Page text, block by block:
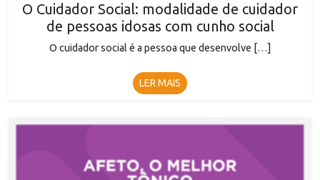
O Cuidador Social: modalidade de cuidador
de pessoas idosas com cunho social
O cuidador social é a pessoa que desenvolve […]
LER MAIS